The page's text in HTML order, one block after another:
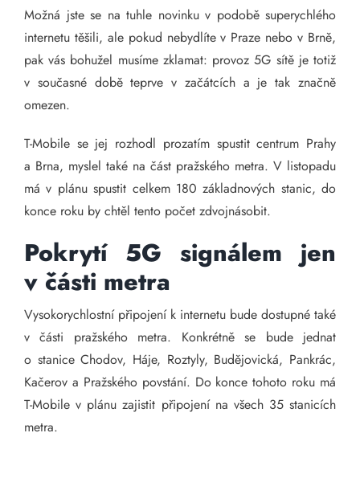
Možná jste se na tuhle novinku v podobě superychlého
internetu těšili, ale pokud nebydlíte v Praze nebo v Brně,
pak vás bohužel musíme zklamat: provoz 5G sítě je totiž
v současné době teprve v začátcích a je tak značně
omezen.
T-Mobile se jej rozhodl prozatím spustit centrum Prahy
a Brna, myslel také na část pražského metra. V listopadu
má v plánu spustit celkem 180 základnových stanic, do
konce roku by chtěl tento počet zdvojnásobit.
Pokrytí 5G signálem jen
v části metra
Vysokorychlostní připojení k internetu bude dostupné také
v části pražského metra. Konkrétně se bude jednat
o stanice Chodov, Háje, Roztyly, Budějovická, Pankrác,
Kačerov a Pražského povstání. Do konce tohoto roku má
T-Mobile v plánu zajistit připojení na všech 35 stanicích
metra.